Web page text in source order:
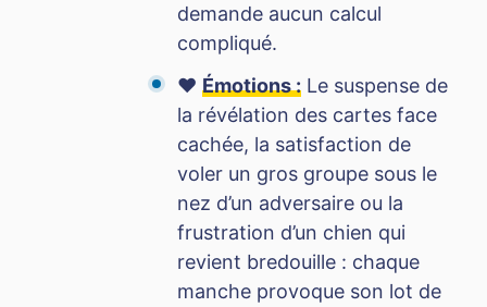
demande aucun calcul
compliqué.
❤️ Émotions : Le suspense de
la révélation des cartes face
cachée, la satisfaction de
voler un gros groupe sous le
nez d’un adversaire ou la
frustration d’un chien qui
revient bredouille : chaque
manche provoque son lot de